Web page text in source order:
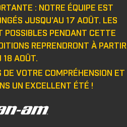
: NOTRE ÉQUIPE EST
JUSQU'AU 17 AOÛT. LES
POSSIBLES PENDANT CETTE
REPRENDRONT À PARTIR
18 AOÛT.
DE VOTRE COMPRÉHENSION ET
UN EXCELLENT ÉTÉ !